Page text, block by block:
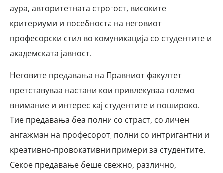
аура, авторитетната строгост, високите
критериуми и посебноста на неговиот
професорски стил во комуникација со студентите и
академската јавност.
Неговите предавања на Правниот факултет
претставуваа настани кои привлекуваа големо
внимание и интерес кај студентите и пошироко.
Тие предавања беа полни со страст, со личен
ангажман на професорот, полни со интригантни и
креативно-провокативни примери за студентите.
Секое предавање беше свежно, различно,